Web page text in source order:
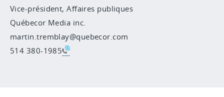
Vice-président, Affaires publiques
Québecor Media inc.
martin.tremblay@quebecor.com
514 380-1985